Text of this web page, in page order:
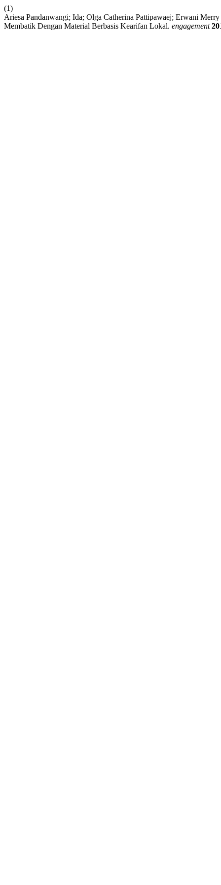
(1)
Ariesa Pandanwangi; Ida; Olga Catherina Pattipawaej; Erwani
Membatik Dengan Material Berbasis Kearifan Lokal. engagement